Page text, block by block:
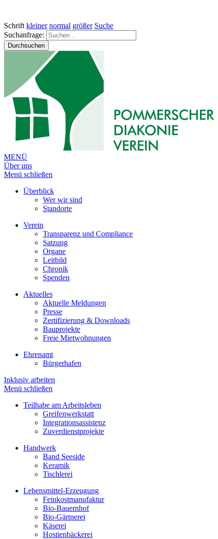
Schrift kleiner normal größer Suche
Suchanfrage:
Durchsuchen
MENÜ
Über uns
Menü schließen
Überblick
Wer wir sind
Standorte
Verein
Transparenz und Compliance
Satzung
Organe
Leitbild
Chronik
Spenden
Aktuelles
Aktuelle Meldungen
Presse
Zertifizierung & Downloads
Bauprojekte
Freie Mietwohnungen
Ehrenamt
Bürgerhafen
Inklusiv arbeiten
Menü schließen
Teilhabe am Arbeitsleben
Greifenwerkstatt
Integrationsassistenz
Zuverdienstprojekte
Handwerk
Band Seeside
Keramik
Tischlerei
Lebensmittel-Erzeugung
Feinkostmanufaktur
Bio-Bauernhof
Bio-Gärtnerei
Käserei
Hostienbäckerei